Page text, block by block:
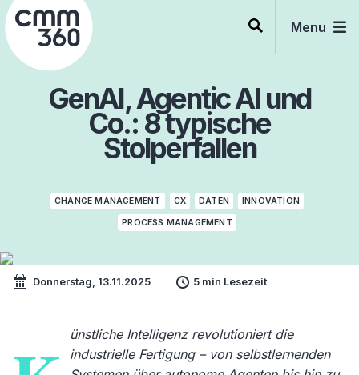
Skip
to
content
Menu
GenAI, Agentic AI und
Co.: 8 typische
Stolperfallen
CHANGE MANAGEMENT CX DATEN INNOVATION
PROCESS MANAGEMENT
Donnerstag, 13.11.2025 5 min Lesezeit
ünstliche Intelligenz revolutioniert die
industrielle Fertigung – von selbstlernenden